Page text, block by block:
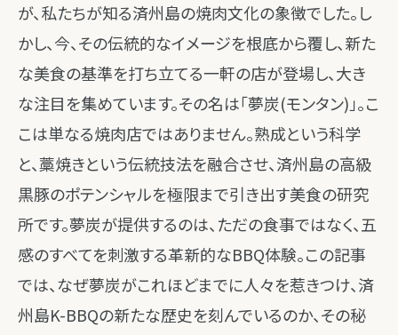
が、私たちが知る済州島の焼肉文化の象徴でした。し
かし、今、その伝統的なイメージを根底から覆し、新た
な美食の基準を打ち立てる一軒の店が登場し、大き
な注目を集めています。その名は「夢炭(モンタン)」。こ
こは単なる焼肉店ではありません。熟成という科学
と、藁焼きという伝統技法を融合させ、済州島の高級
黒豚のポテンシャルを極限まで引き出す美食の研究
所です。夢炭が提供するのは、ただの食事ではなく、五
感のすべてを刺激する革新的なBBQ体験。この記事
では、なぜ夢炭がこれほどまでに人々を惹きつけ、済
州島K-BBQの新たな歴史を刻んでいるのか、その秘